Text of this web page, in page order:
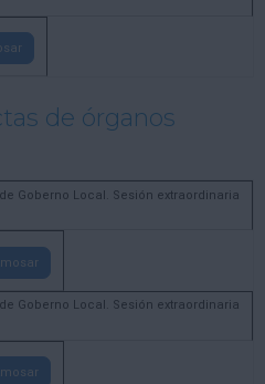
de órganos
de Goberno Local. Sesión extraordinaria
de Goberno Local. Sesión extraordinaria